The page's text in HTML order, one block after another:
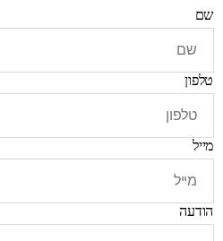
שם
טלפון
מייל
הודעה